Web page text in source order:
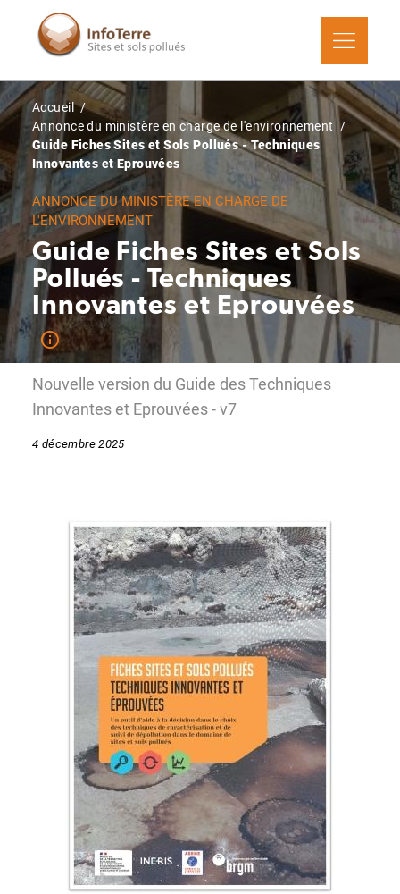
contenu
Fil
d'Ariane
Accueil
Annonce du ministère en charge de l'environnement
Guide Fiches Sites et Sols Pollués - Techniques
Innovantes et Eprouvées
ANNONCE DU MINISTÈRE EN CHARGE DE
L'ENVIRONNEMENT
Guide Fiches Sites et Sols
Pollués - Techniques
Innovantes et Eprouvées
Nouvelle version du Guide des Techniques
Innovantes et Eprouvées - v7
4 décembre 2025